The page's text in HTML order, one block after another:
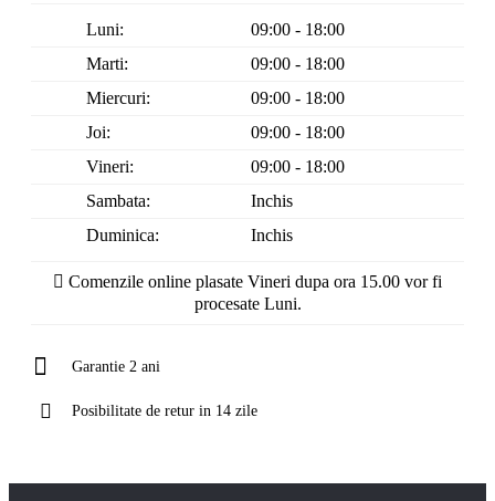
Luni:
09:00 - 18:00
Marti:
09:00 - 18:00
Miercuri:
09:00 - 18:00
Joi:
09:00 - 18:00
Vineri:
09:00 - 18:00
Sambata:
Inchis
Duminica:
Inchis
Comenzile online plasate Vineri dupa ora 15.00 vor fi
procesate Luni.
Garantie 2 ani
Posibilitate de retur in 14 zile